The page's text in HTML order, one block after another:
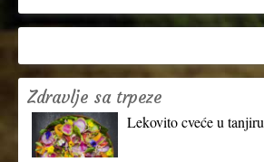
Zdravlje sa trpeze
Lekovito cveće u tanjiru